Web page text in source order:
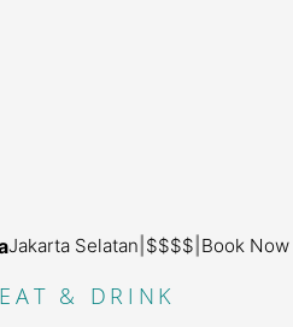
Jakarta Selatan $$$$ Book Now
EAT & DRINK